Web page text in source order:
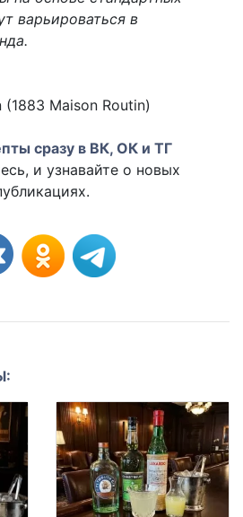
варьироваться в
Maison Routin)
сразу в ВК, ОК и ТГ
и узнавайте о новых